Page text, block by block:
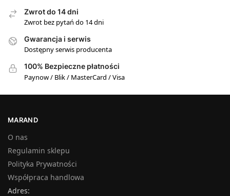
Zwrot do 14 dni
Zwrot bez pytań do 14 dni
Gwarancja i serwis
Dostępny serwis producenta
100% Bezpieczne płatności
Paynow / Blik / MasterCard / Visa
MARAND
O nas
Regulamin sklepu
Polityka Prywatności
Współpraca handlowa
Adres: